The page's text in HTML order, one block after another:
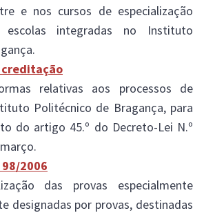
e nos cursos de especialização
escolas integradas no Instituto
creditação
relativas aos processos de
Politécnico de Bragança, para
do artigo 45.º do Decreto-Lei N.º
2006
das provas especialmente
designadas por provas, destinadas